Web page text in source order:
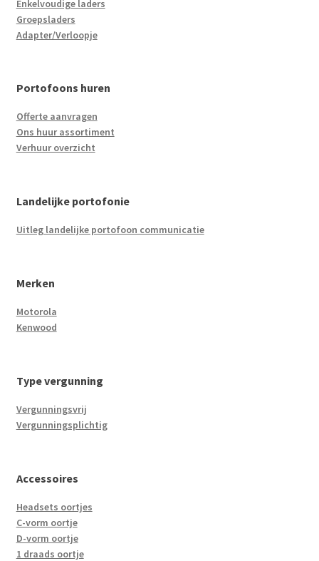
Enkelvoudige laders
Groepsladers
Adapter/Verloopje
Portofoons huren
Offerte aanvragen
Ons huur assortiment
Verhuur overzicht
Landelijke portofonie
Uitleg landelijke portofoon communicatie
Merken
Motorola
Kenwood
Type vergunning
Vergunningsvrij
Vergunningsplichtig
Accessoires
Headsets oortjes
C-vorm oortje
D-vorm oortje
1 draads oortje